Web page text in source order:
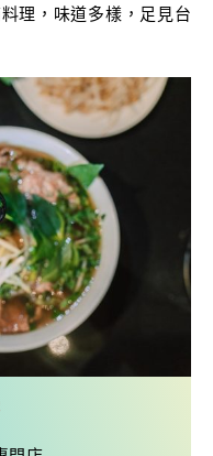
理，味道多樣，足見台